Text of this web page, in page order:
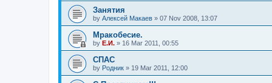
Занятия
by Алексей Макаев » 07 Nov 2008, 13:07
Мракобесие.
by Е.И. » 16 Mar 2011, 00:55
СПАС
by Родник » 19 Mar 2011, 12:00